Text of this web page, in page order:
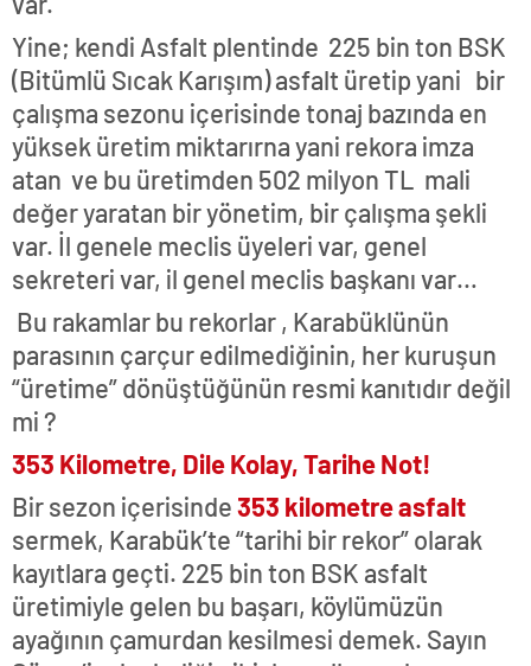
Yine; kendi Asfalt plentinde 225 bin ton BSK
(Bitümlü Sıcak Karışım) asfalt üretip yani bir
çalışma sezonu içerisinde tonaj bazında en
yüksek üretim miktarırna yani rekora imza
atan ve bu üretimden 502 milyon TL mali
değer yaratan bir yönetim, bir çalışma şekli
var. İl genele meclis üyeleri var, genel
sekreteri var, il genel meclis başkanı var…
Bu rakamlar bu rekorlar , Karabüklünün
parasının çarçur edilmediğinin, her kuruşun
“üretime” dönüştüğünün resmi kanıtıdır değil
mi ?
353 Kilometre, Dile Kolay, Tarihe Not!
Bir sezon içerisinde353 kilometre asfalt
sermek, Karabük’te “tarihi bir rekor” olarak
kayıtlara geçti. 225 bin ton BSK asfalt
üretimiyle gelen bu başarı, köylümüzün
ayağının çamurdan kesilmesi demek. Sayın